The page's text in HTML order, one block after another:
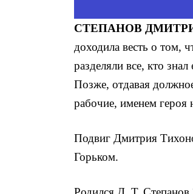
СТЕПАНОВ
доходила весть о том,
разделяли все, кто
Позже, отдавая
рабочие, именем
Подвиг Дмитрия
Горьком.